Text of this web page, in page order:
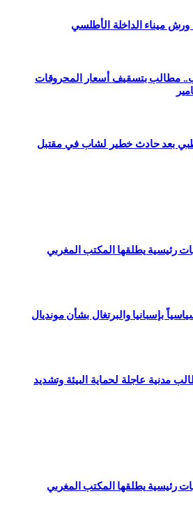
ميناء الداخلة الأطلسي
مطالب بتسقيف أسعار المحروقات
طبي بعد حادث خطير لشاب في مقتبل
5 توجيهات رئيسية يطلقها المكتب المغربي
بإسبانيا والبرتغال بشأن مونديال
ميرلفت: 3 مطالب مدنية عاجلة لحماية البيئة وتشديد
5 توجيهات رئيسية يطلقها المكتب المغربي